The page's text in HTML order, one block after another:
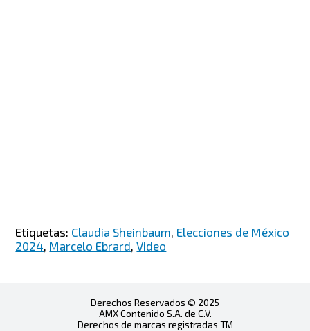
Etiquetas: Claudia Sheinbaum Elecciones de México
2024 Marcelo Ebrard ,Video
Derechos Reservados © 2025
AMX Contenido S.A. de C.V.
Derechos de marcas registradas TM